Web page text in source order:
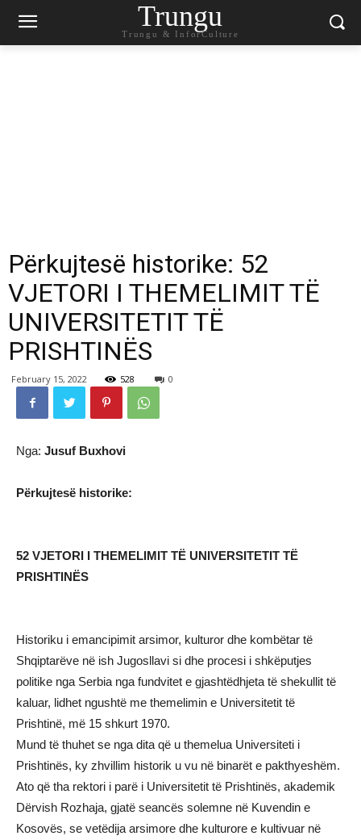
Trungu
Trungu & InforCulture
Përkujtesë historike: 52
VJETORI I THEMELIMIT TË
UNIVERSITETIT TË
PRISHTINËS
February 15, 2022 528 0
Nga: Jusuf Buxhovi
Përkujtesë historike:
52 VJETORI I THEMELIMIT TË UNIVERSITETIT TË
PRISHTINËS
Historiku i emancipimit arsimor, kulturor dhe kombëtar të
Shqiptarëve në ish Jugosllavi si dhe procesi i shkëputjes
politike nga Serbia nga fundvitet e gjashtëdhjeta të shekullit të
kaluar, lidhet ngushtë me themelimin e Universitetit të
Prishtinë, më 15 shkurt 1970.
Mund të thuhet se nga dita që u themelua Universiteti i
Prishtinës, ky zhvillim historik u vu në binarët e pakthyeshëm.
Ato që tha rektori i parë i Universitetit të Prishtinës, akademik
Dërvish Rozhaja, gjatë seancës solemne në Kuvendin e
Kosovës, se vetëdija arsimore dhe kulturore e kultivuar në